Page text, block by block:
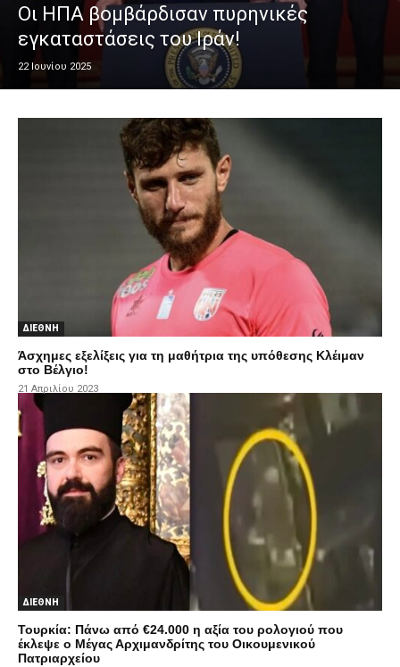
Οι ΗΠΑ βομβάρδισαν πυρηνικές
εγκαταστάσεις του Ιράν!
22 Ιουνίου 2025
ΔΙΕΘΝΗ
Άσχημες εξελίξεις για τη μαθήτρια της υπόθεσης Κλέιμαν
στο Βέλγιο!
21 Απριλίου 2023
ΔΙΕΘΝΗ
Τουρκία: Πάνω από €24.000 η αξία του ρολογιού που
έκλεψε ο Μέγας Αρχιμανδρίτης του Οικουμενικού
Πατριαρχείου